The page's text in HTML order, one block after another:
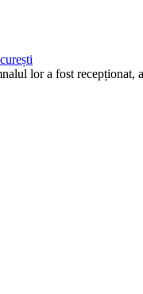
lor a fost recepționat,